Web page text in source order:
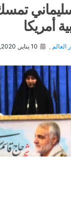
أمريكا
العالم